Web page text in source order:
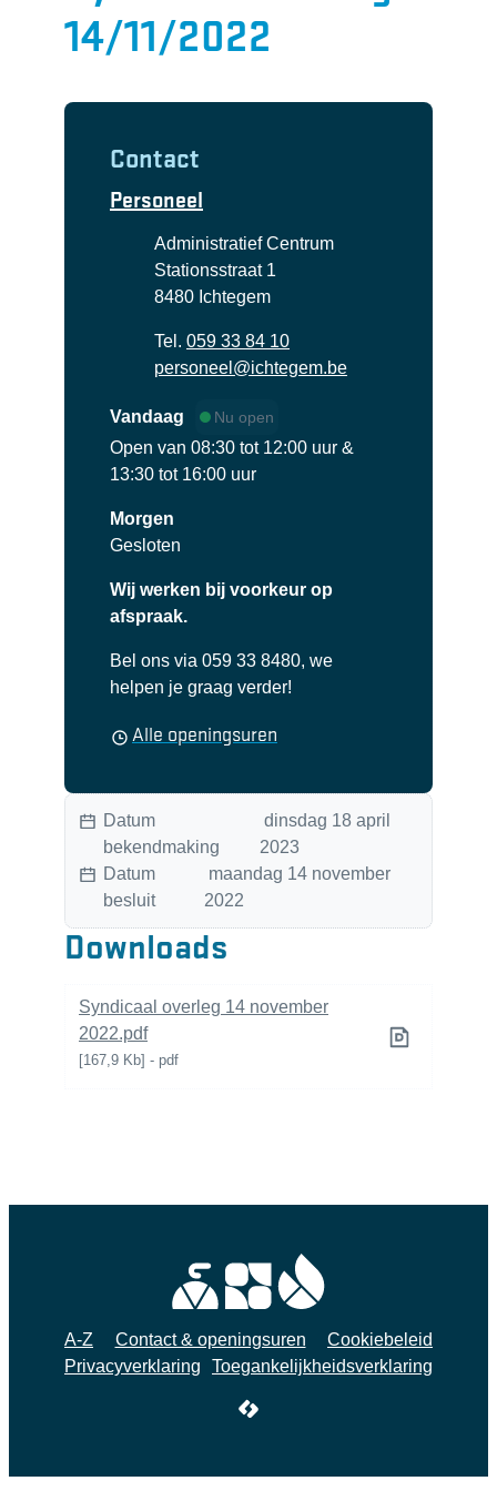
14/11/2022
Contact
Personeel
AdresAdministratief Centrum
Stationsstraat 1
,8480 Ichtegem
059 33 84 10
E-mailpersoneel @ichtegem.be
Vandaag Nu open
Open van 08:30 tot 12:00 uur &
13:30 tot 16:00 uur
Morgen
Gesloten
Wij werken bij voorkeur op
afspraak.
Bel ons via 059 33 8480, we
helpen je graag verder!
Alle openingsuren
Datum
bekendmaking
dinsdag 18 april
2023
Datum
besluit
maandag 14 november
2022
Downloads
Syndicaal overleg 14 november
2022.pdf
167,9 Kb pdf
A-Z Contact & openingsuren
Cookiebeleid
Privacyverklaring
Toegankelijkheidsverklaring
LCP nv 2026 ©